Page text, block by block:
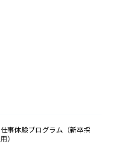
仕事体験プログラム（新卒採
用）